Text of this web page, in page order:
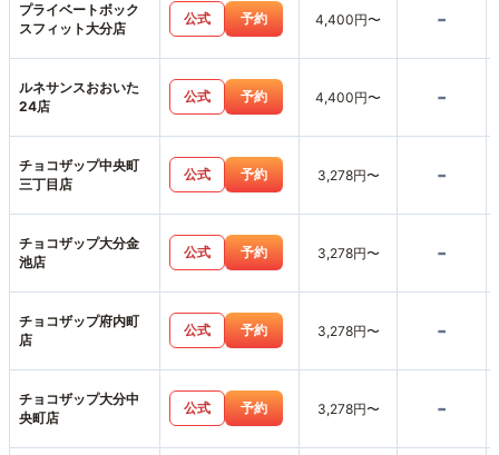
プライベートボック
スフィット大分店
公式 予約 4,400円〜 -
ルネサンスおおいた
24店
公式 予約 4,400円〜 -
チョコザップ中央町
三丁目店
公式 予約 3,278円〜 -
チョコザップ大分金
池店
公式 予約 3,278円〜 -
チョコザップ府内町
店
公式 予約 3,278円〜 -
チョコザップ大分中
央町店
公式 予約 3,278円〜 -